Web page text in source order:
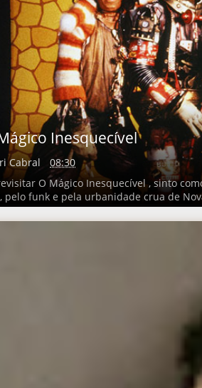
Inesquecível
Cabral
08:30
O Mágico Inesquecível , sinto
pelo funk e pela urbanidade crua de